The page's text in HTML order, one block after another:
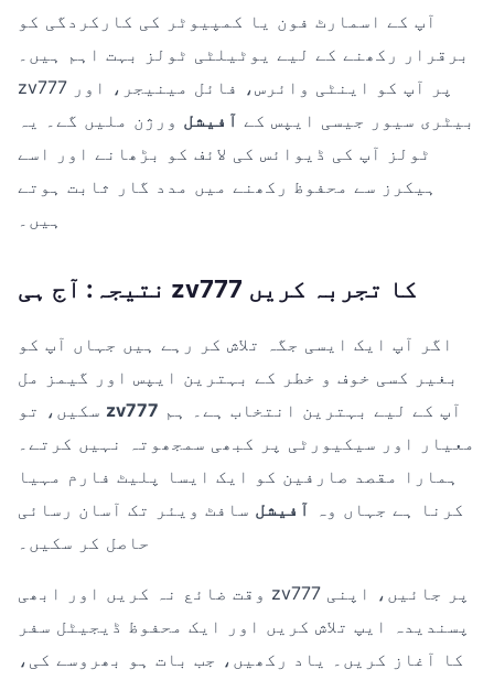
آپ کے اسمارٹ فون یا کمپیوٹر کی کارکردگی کو
برقرار رکھنے کے لیے یوٹیلٹی ٹولز بہت اہم ہیں۔
zv777 پر آپ کو اینٹی وائرس، فائل مینیجر، اور
بیٹری سیور جیسی ایپس کے آفیشل ورژن ملیں گے۔ یہ
ٹولز آپ کی ڈیوائس کی لائف کو بڑھانے اور اسے
ہیکرز سے محفوظ رکھنے میں مدد گار ثابت ہوتے
ہیں۔
نتیجہ: آج ہی zv777 کا تجربہ کریں
اگر آپ ایک ایسی جگہ تلاش کر رہے ہیں جہاں آپ کو
بغیر کسی خوف و خطر کے بہترین ایپس اور گیمز مل
zv777
معیار اور سیکیورٹی پر کبھی سمجھوتہ نہیں کرتے۔
ہمارا مقصد صارفین کو ایک ایسا پلیٹ فارم مہیا
کرنا ہے جہاں وہ آفیشل سافٹ ویئر تک آسان رسائی
حاصل کر سکیں۔
وقت ضائع نہ کریں اور ابھی zv777 پر جائیں، اپنی
پسندیدہ ایپ تلاش کریں اور ایک محفوظ ڈیجیٹل سفر
کا آغاز کریں۔ یاد رکھیں، جب بات ہو بھروسے کی،